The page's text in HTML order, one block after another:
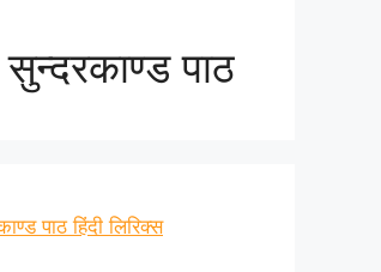
सुन्दरकाण्ड पाठ
पाठ हिंदी लिरिक्स